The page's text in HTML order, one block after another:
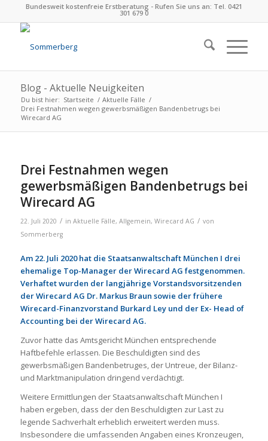
Bundesweit kostenfreie Erstberatung - Rufen Sie uns an: Tel. 0421
301 679 0
Blog - Aktuelle Neuigkeiten
Du bist hier: Startseite / Aktuelle Fälle /
Drei Festnahmen wegen gewerbsmäßigen Bandenbetrugs bei
Wirecard AG
Drei Festnahmen wegen
gewerbsmäßigen Bandenbetrugs bei
Wirecard AG
22. Juli 2020 / in Aktuelle Fälle, Allgemein, Wirecard AG / von
Sommerberg
Am 22. Juli 2020 hat die Staatsanwaltschaft München I drei
ehemalige Top-Manager der Wirecard AG festgenommen.
Verhaftet wurden der langjährige Vorstandsvorsitzenden
der Wirecard AG Dr. Markus Braun sowie der frühere
Wirecard-Finanzvorstand Burkard Ley und der Ex- Head of
Accounting bei der Wirecard AG.
Zuvor hatte das Amtsgericht München entsprechende
Haftbefehle erlassen. Die Beschuldigten sind des
gewerbsmäßigen Bandenbetruges, der Untreue, der Bilanz-
und Marktmanipulation dringend verdächtigt.
Weitere Ermittlungen der Staatsanwaltschaft München I
haben ergeben, dass der den Beschuldigten zur Last zu
legende Sachverhalt erheblich erweitert werden muss.
Insbesondere die umfassenden Angaben eines Kronzeugen,